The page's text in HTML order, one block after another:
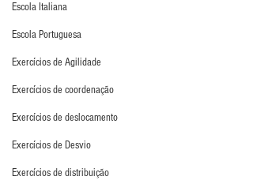
Escola Italiana
Escola Portuguesa
Exercícios de Agilidade
Exercícios de coordenação
Exercícios de deslocamento
Exercícios de Desvio
Exercícios de distribuição